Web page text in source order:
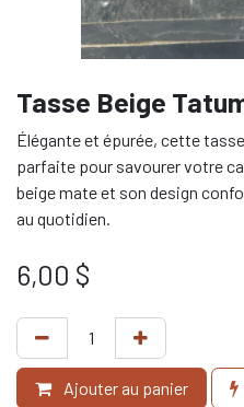
Tasse Beige
Élégante et épurée, cette
parfaite pour savourer votre
beige mate et son design
au quotidien.
6,00 $
Ajouter au panier